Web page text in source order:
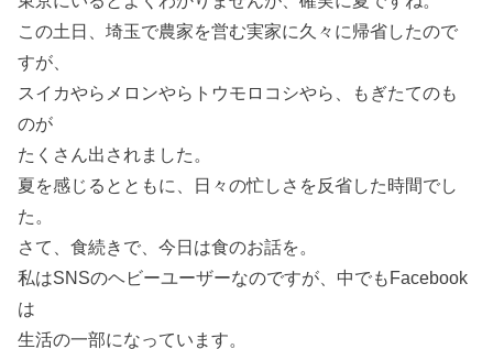
この土日、埼玉で農家を営む実家に久々に帰省したので
すが、
スイカやらメロンやらトウモロコシやら、もぎたてのも
のが
たくさん出されました。
夏を感じるとともに、日々の忙しさを反省した時間でし
た。
さて、食続きで、今日は食のお話を。
私はSNSのヘビーユーザーなのですが、中でもFacebook
は
生活の一部になっています。